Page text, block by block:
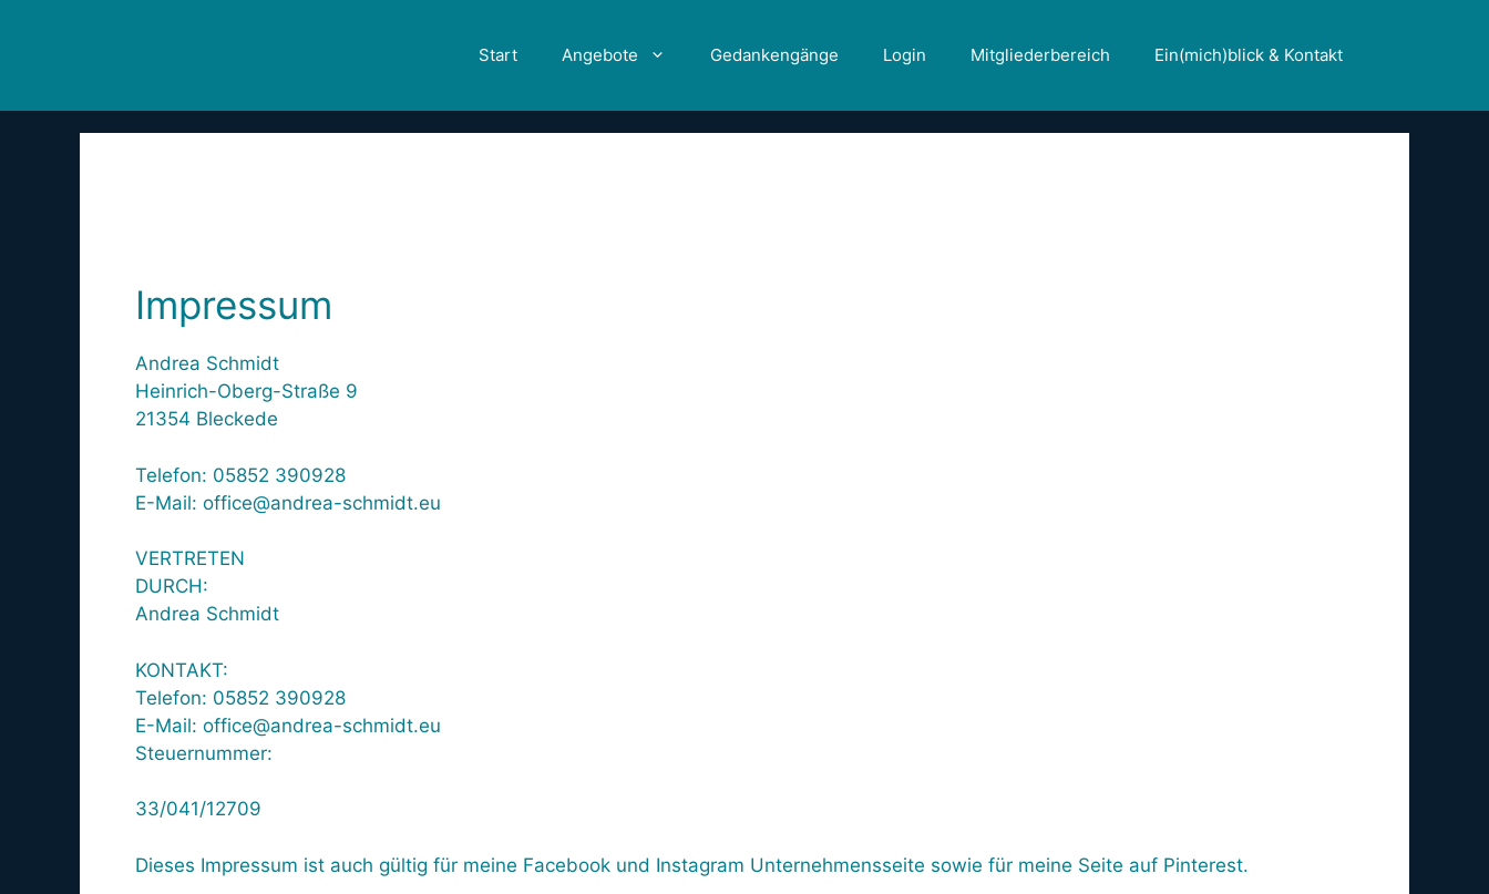
Start Angebote Gedankengänge Login Mitgliederbereich Ein(mich)blick & Kontakt
Impressum
Andrea Schmidt
Heinrich-Oberg-Straße 9
21354 Bleckede
Telefon: 05852 390928
E-Mail: office@andrea-schmidt.eu
VERTRETEN
DURCH:
Andrea Schmidt
KONTAKT:
Telefon: 05852 390928
E-Mail: office@andrea-schmidt.eu
Steuernummer:
33/041/12709
Dieses Impressum ist auch gültig für meine Facebook und Instagram Unternehmensseite sowie für meine Seite auf Pinterest.